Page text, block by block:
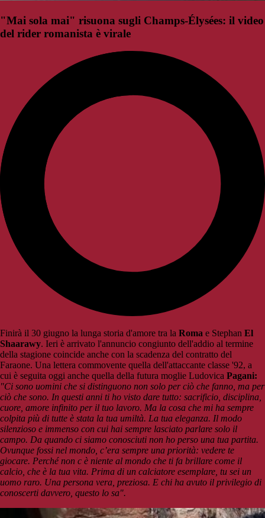
"Mai sola mai" risuona sugli Champs-Élysées: il video
del rider romanista è virale
Finirà il 30 giugno la lunga storia d'amore tra la Roma e Stephan El
Shaarawy. Ieri è arrivato l'annuncio congiunto dell'addio al termine
della stagione coincide anche con la scadenza del contratto del
Faraone. Una lettera commovente quella dell'attaccante classe '92, a
cui è seguita oggi anche quella della futura moglie Ludovica Pagani:
"Ci sono uomini che si distinguono non solo per ciò che fanno, ma per
ciò che sono. In questi anni ti ho visto dare tutto: sacrificio, disciplina,
cuore, amore infinito per il tuo lavoro. Ma la cosa che mi ha sempre
colpita più di tutte è stata la tua umiltà. La tua eleganza. Il modo
silenzioso e immenso con cui hai sempre lasciato parlare solo il
campo. Da quando ci siamo conosciuti non ho perso una tua partita.
Ovunque fossi nel mondo, c’era sempre una priorità: vedere te
giocare. Perché non c è niente al mondo che ti fa brillare come il
calcio, che è la tua vita. Prima di un calciatore esemplare, tu sei un
uomo raro. Una persona vera, preziosa. E chi ha avuto il privilegio di
conoscerti davvero, questo lo sa".